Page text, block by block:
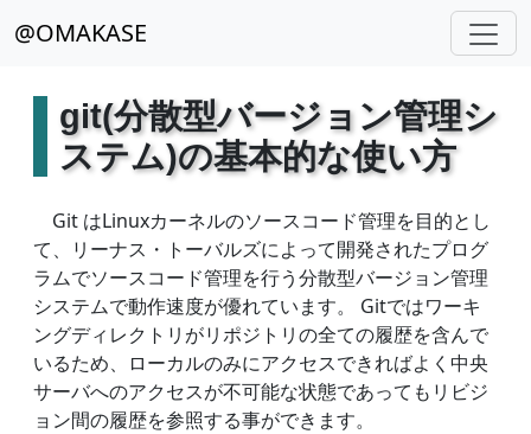
@OMAKASE
git(分散型バージョン管理シ
ステム)の基本的な使い方
Git はLinuxカーネルのソースコード管理を目的とし
て、リーナス・トーバルズによって開発されたプログ
ラムでソースコード管理を行う分散型バージョン管理
システムで動作速度が優れています。 Gitではワーキ
ングディレクトリがリポジトリの全ての履歴を含んで
いるため、ローカルのみにアクセスできればよく中央
サーバへのアクセスが不可能な状態であってもリビジ
ョン間の履歴を参照する事ができます。